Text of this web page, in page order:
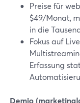
Preise für
$49/Monat,
in die
Fokus auf
Erfassung
Demio